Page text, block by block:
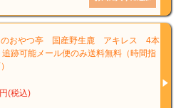
のおやつ亭 国産野生鹿 アキレス 4本
跡可能メール便のみ送料無料（時間指
(税込)